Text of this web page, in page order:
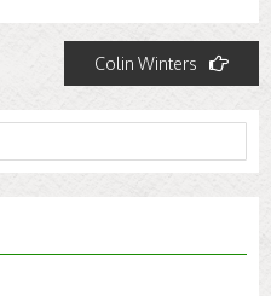
Colin Winters